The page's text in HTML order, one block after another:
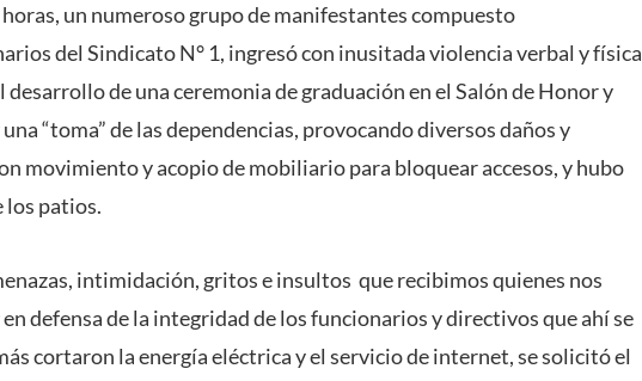
un numeroso grupo de manifestantes compuesto
del Sindicato N° 1, ingresó con inusitada violencia verbal y física
de una ceremonia de graduación en el Salón de Honor y
“toma” de las dependencias, provocando diversos daños y
movimiento y acopio de mobiliario para bloquear accesos, y hubo
los patios.
intimidación, gritos e insultos que recibimos quienes nos
defensa de la integridad de los funcionarios y directivos que ahí se
cortaron la energía eléctrica y el servicio de internet, se solicitó el